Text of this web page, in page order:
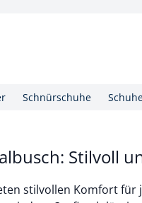
Schnürschuhe
Stilvoll
stilvollen Komfort für